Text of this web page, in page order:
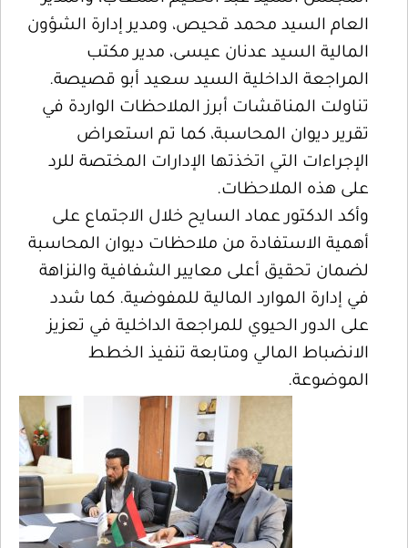
العام السيد محمد قحيص، ومدير إدارة الشؤون
المالية السيد عدنان عيسى، مدير مكتب
المراجعة الداخلية السيد سعيد أبو قصيصة.
تناولت المناقشات أبرز الملاحظات الواردة في
تقرير ديوان المحاسبة، كما تم استعراض
الإجراءات التي اتخذتها الإدارات المختصة للرد
على هذه الملاحظات.
وأكد الدكتور عماد السايح خلال الاجتماع على
أهمية الاستفادة من ملاحظات ديوان المحاسبة
لضمان تحقيق أعلى معايير الشفافية والنزاهة
في إدارة الموارد المالية للمفوضية. كما شدد
على الدور الحيوي للمراجعة الداخلية في تعزيز
الانضباط المالي ومتابعة تنفيذ الخطط
الموضوعة.